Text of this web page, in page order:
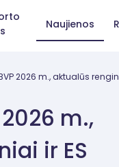
Naujienos
2026 m., aktualūs
m.,
ir ES